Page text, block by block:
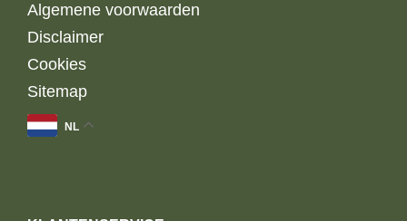
Algemene voorwaarden
Disclaimer
Cookies
Sitemap
NL